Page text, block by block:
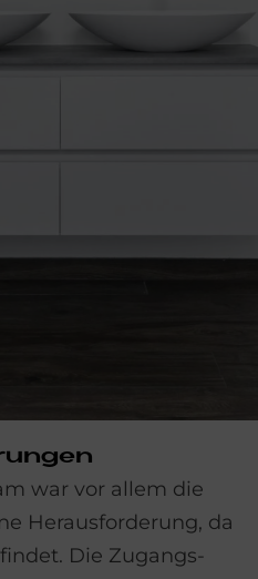
war vor allem die
Heraus­forderung, da
Die Zugangs­